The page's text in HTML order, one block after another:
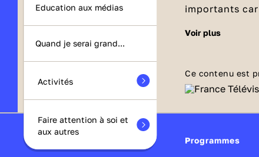
Education aux médias
Quand je serai grand...
Activités
Faire attention à soi et
aux autres
importants
comment les
Quels
quelque
Ainsi, le verbe
autre. Ils sont
marcher
voir plus
Ce contenu est
Programmes